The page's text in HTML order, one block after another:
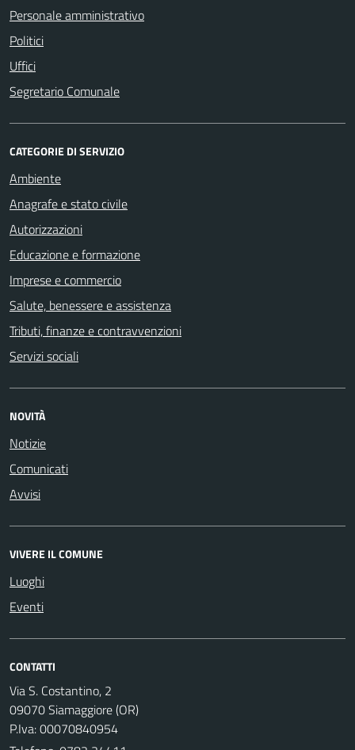
Personale amministrativo
Politici
Uffici
Segretario Comunale
CATEGORIE DI SERVIZIO
Ambiente
Anagrafe e stato civile
Autorizzazioni
Educazione e formazione
Imprese e commercio
Salute, benessere e assistenza
Tributi, finanze e contravvenzioni
Servizi sociali
NOVITÀ
Notizie
Comunicati
Avvisi
VIVERE IL COMUNE
Luoghi
Eventi
CONTATTI
Via S. Costantino, 2
09070 Siamaggiore (OR)
P.Iva: 00070840954